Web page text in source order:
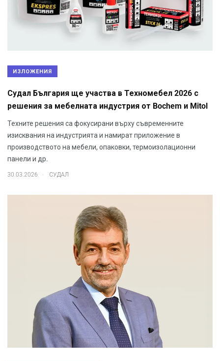
ИЗЛОЖЕНИЯ
Судал България ще участва в Техномебел 2026 с
решения за мебелната индустрия от Bochem и Mitol
Техните решения са фокусирани върху съвременните
изисквания на индустрията и намират приложение в
производството на мебели, опаковки, термоизолационни
панели и др.
30.03.2026 . СУДАЛ